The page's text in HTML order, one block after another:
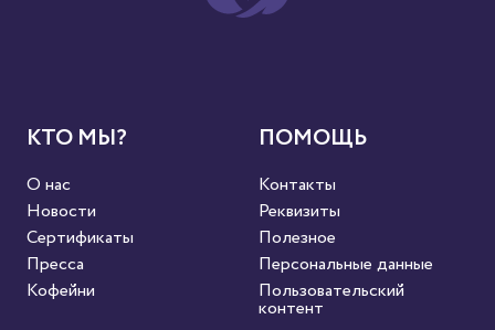
КТО МЫ?
О нас
Новости
Сертификаты
Пресса
Кофейни
ПОМОЩЬ
Контакты
Реквизиты
Полезное
Персональные данные
Пользовательский
контент